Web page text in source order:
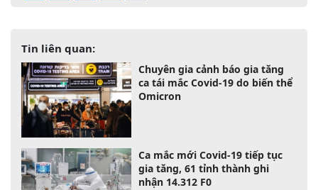
Tin liên quan:
Chuyên gia cảnh báo gia tăng
ca tái mắc Covid-19 do biến thể
Omicron
Ca mắc mới Covid-19 tiếp tục
gia tăng, 61 tỉnh thành ghi
nhận 14.312 F0